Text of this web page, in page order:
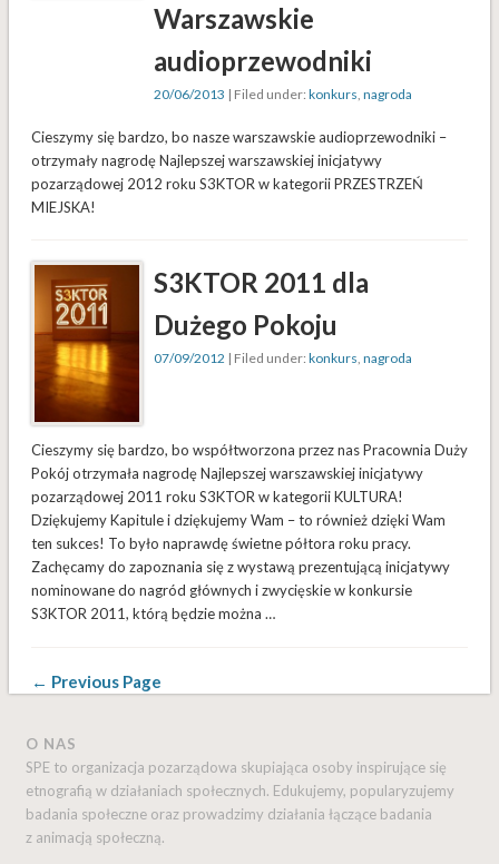
Warszawskie
audioprzewodniki
20/06/2013 | Filed under:konkurs ,nagroda
Cieszymy się bardzo, bo nasze warszawskie audioprzewodniki –
otrzymały nagrodę Najlepszej warszawskiej inicjatywy
pozarządowej 2012 roku S3KTOR w kategorii PRZESTRZEŃ
MIEJSKA!
S3KTOR 2011 dla
Dużego Pokoju
07/09/2012 | Filed under:konkurs ,nagroda
Cieszymy się bardzo, bo współtworzona przez nas Pracownia Duży
Pokój otrzymała nagrodę Najlepszej warszawskiej inicjatywy
pozarządowej 2011 roku S3KTOR w kategorii KULTURA!
Dziękujemy Kapitule i dziękujemy Wam – to również dzięki Wam
ten sukces! To było naprawdę świetne półtora roku pracy.
Zachęcamy do zapoznania się z wystawą prezentującą inicjatywy
nominowane do nagród głównych i zwycięskie w konkursie
S3KTOR 2011, którą będzie można …
← Previous Page
O NAS
SPE to organizacja pozarządowa skupiająca osoby inspirujące się
etnografią w działaniach społecznych. Edukujemy, popularyzujemy
badania społeczne oraz prowadzimy działania łączące badania
z animacją społeczną.